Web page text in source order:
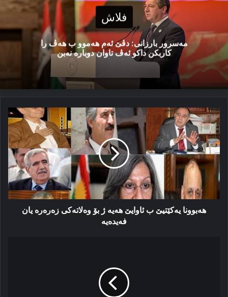
فلاش
مەسرور بارزانی: دڤێ ئەم هەموو ب هەڤ را
کاربکن داکو ئەڤ تاوان دوبارە نەبن
ھەبوونا
یەكێتیێ
ب
ئاوایێ
ھەیە
ژ
بۆ
وه‌لاته‌کی
زه‌ره‌ره‌
یان
فه‌یده‌یە
ھەبوونا یەكێتیێ ب ئاوایێ ھەیە ژ بۆ وه‌لاته‌کی زه‌ره‌ره‌ یان
فه‌یده‌یە